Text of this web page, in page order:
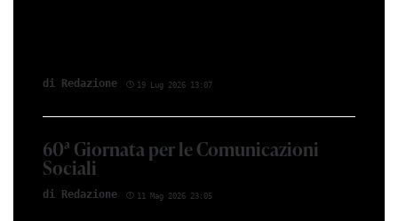
di Redazione 19 Lug 2026 13:07
60ª Giornata per le Comunicazioni
Sociali
di Redazione 11 Mag 2026 23:05